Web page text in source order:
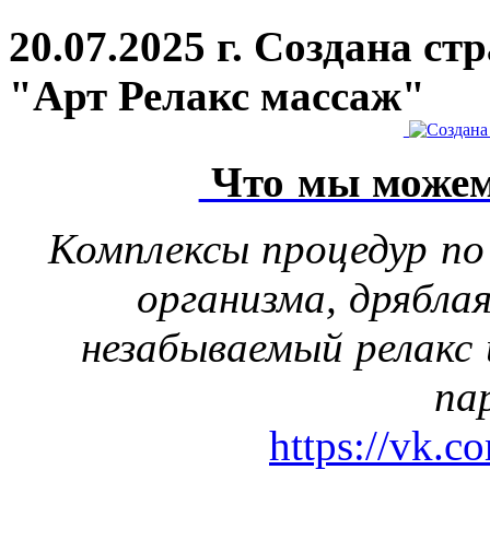
20.07.2025 г. Создана
"Арт Релакс массаж"
Что мы
Комплексы процедур
организма,
незабываемый
https://